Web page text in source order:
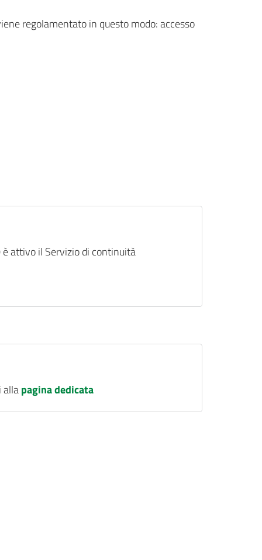
regolamentato in questo modo: accesso
attivo il Servizio di continuità
allapagina dedicata